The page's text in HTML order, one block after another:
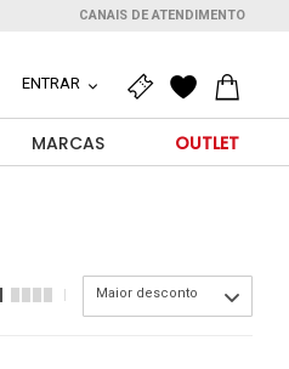
CANAIS DE ATENDIMENTO
ENTRAR
MARCAS OUTLET
Maior desconto